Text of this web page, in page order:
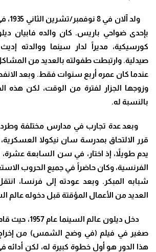
ولد
بإحدى ضواحي باريس. كان والده فابيان
كورسيكية، مديراً لدار سينما ووالدته
صيدلية. وارتبطت طفولته بالعديد من
عندما كان عمره أربع سنوات فقط. وبعد
وزوجها الجزار لفترة من الوقت، لكن هذه
بالنسبة له.
وبعد عدة تجارب في مدارس مختلفة
قرر الالتحاق بمدرسة سان نيكولا
يدم طويلاً، إذ اختار، في سن السابعة عشرة،
الفرنسية، وكان حاضراً في جميع الحروب
شبابه المبكر. وبعد عودته إلى فرنسا،
العديد من الأعمال المؤقتة قبل دخوله عالم
صغير في فيلم (في وضح الشمس) من إخراج
هذا الدور هو أول خطوة كبيرة له، لكن أدائه